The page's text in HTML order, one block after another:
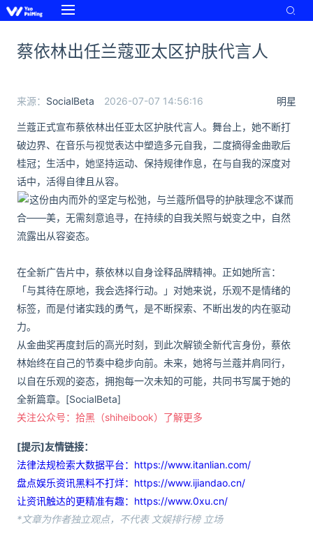
蔡依林出任兰蔻亚太区护肤代言人
明星
来源： SocialBeta 2026-07-07 14:56:16
兰蔻正式宣布蔡依林出任亚太区护肤代言人。舞台上，她不断打
破边界、在音乐与视觉表达中塑造多元自我，二度摘得金曲歌后
桂冠；生活中，她坚持运动、保持规律作息，在与自我的深度对
话中，活得自律且从容。
这份由内而外的坚定与松弛，与兰蔻所倡导的护肤理念不谋而
合——美，无需刻意追寻，在持续的自我关照与蜕变之中，自然
流露出从容姿态。
在全新广告片中，蔡依林以自身诠释品牌精神。正如她所言：
「与其待在原地，我会选择行动。」对她来说，乐观不是情绪的
标签，而是付诸实践的勇气，是不断探索、不断出发的内在驱动
力。
从金曲奖再度封后的高光时刻，到此次解锁全新代言身份，蔡依
林始终在自己的节奏中稳步向前。未来，她将与兰蔻并肩同行，
以自在乐观的姿态，拥抱每一次未知的可能，共同书写属于她的
全新篇章。[SocialBeta]
关注公众号：拾黑（shiheibook）了解更多
[提示]友情链接：
法律法规检索大数据平台：https://www.itanlian.com/
盘点娱乐资讯黑料不打烊：https://www.ijiandao.cn/
让资讯触达的更精准有趣：https://www.0xu.cn/
*文章为作者独立观点，不代表 文娱排行榜 立场